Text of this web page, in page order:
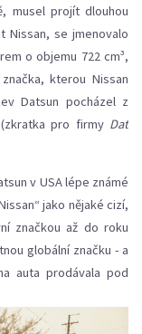
musel projít dlouhou
Nissan, se jmenovalo
o objemu 722 cm³,
kterou Nissan
Datsun pocházel z
pro firmy Dat
v USA lépe známé
jako nějaké cizí,
značkou až do roku
globální značku - a
auta prodávala pod